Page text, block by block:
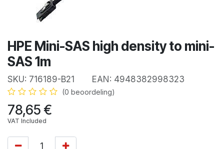
HPE Mini-SAS high density to mini-
SAS 1m
SKU: 716189-B21 EAN: 4948382998323
(0 beoordeling)
78,65€
VAT Included